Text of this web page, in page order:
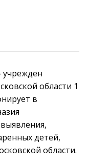
учрежден
области 1
в
детей,
области.